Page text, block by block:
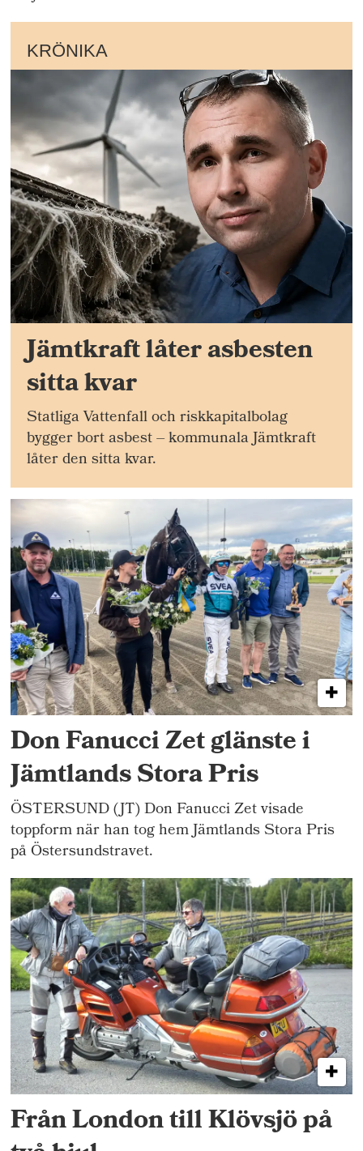
KRÖNIKA
Jämtkraft låter asbesten
sitta kvar
Statliga Vattenfall och riskkapitalbolag
bygger bort asbest – kommunala Jämtkraft
låter den sitta kvar.
Don Fanucci Zet glänste i
Jämtlands Stora Pris
ÖSTERSUND (JT) Don Fanucci Zet visade
toppform när han tog hem Jämtlands Stora Pris
på Östersundstravet.
Från London till Klövsjö på